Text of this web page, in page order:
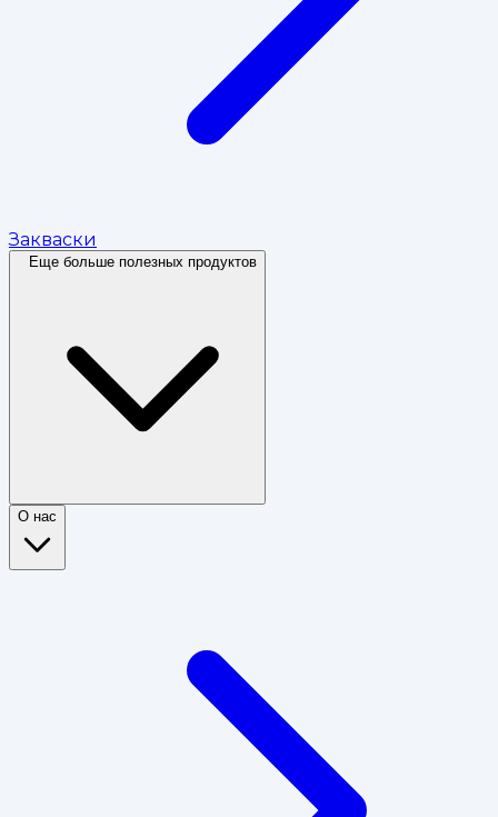
Закваски
Еще больше полезных продуктов
О нас